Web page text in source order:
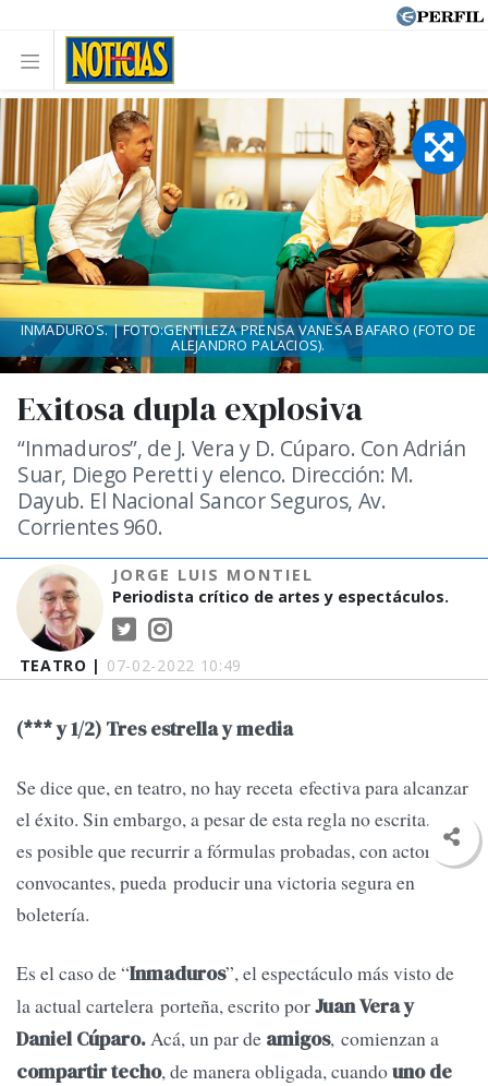
TEATRO | 07-02-2022 10:49
Exitosa dupla explosiva
“Inmaduros”, de J. Vera y D. Cúparo. Con Adrián
Suar, Diego Peretti y elenco. Dirección: M.
Dayub. El Nacional Sancor Seguros, Av.
Corrientes 960.
JORGE LUIS MONTIEL
Periodista crítico de artes y espectáculos.
INMADUROS. | FOTO:GENTILEZA PRENSA VANESA BAFARO (FOTO DE
ALEJANDRO PALACIOS).
(*** y 1/2) Tres estrella y media
Se dice que, en teatro, no hay receta efectiva para alcanzar
el éxito. Sin embargo, a pesar de esta regla no escrita,
es posible que recurrir a fórmulas probadas, con actores
convocantes, pueda producir una victoria segura en
boletería.
Es el caso de “Inmaduros”, el espectáculo más visto de
la actual cartelera porteña, escrito porJuan Vera y
Daniel Cúparo.Acá, un par de amigos, comienzan a
compartir techo, de manera obligada, cuandouno de